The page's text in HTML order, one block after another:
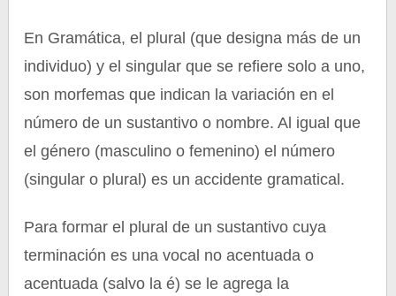
En Gramática, el plural (que designa más de un
individuo) y el singular que se refiere solo a uno,
son morfemas que indican la variación en el
número de un sustantivo o nombre. Al igual que
el género (masculino o femenino) el número
(singular o plural) es un accidente gramatical.
Para formar el plural de un sustantivo cuya
terminación es una vocal no acentuada o
acentuada (salvo la é) se le agrega la